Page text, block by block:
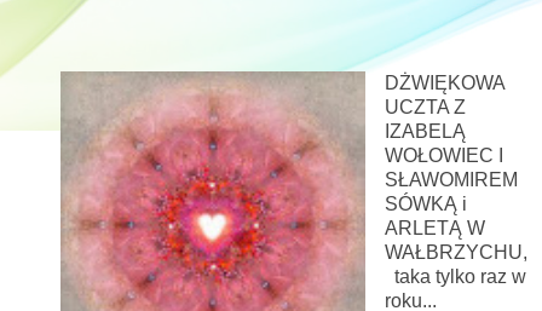
DŻWIĘKOWA
UCZTA Z
IZABELĄ
WOŁOWIEC I
SŁAWOMIREM
SÓWKĄ i
ARLETĄ W
WAŁBRZYCHU,
taka tylko raz w
roku...